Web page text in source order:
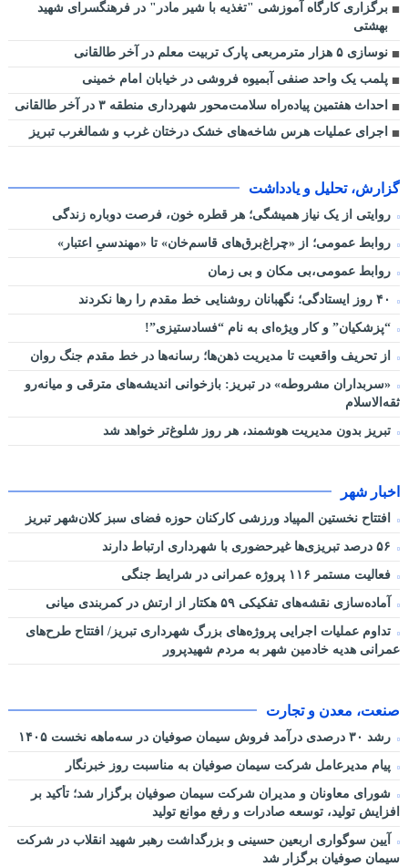
برگزاری کارگاه آموزشی "تغذیه با شیر مادر" در فرهنگسرای شهید
بهشتی
نوسازی ۵ هزار مترمربعی پارک تربیت معلم در آخر طالقانی
پلمب یک واحد صنفی آبمیوه فروشی در خیابان امام خمینی
احداث هفتمین پیاده‌راه سلامت‌محور شهرداری منطقه ۳ در آخر طالقانی
اجرای عملیات هرس شاخه‌های خشک درختان غرب و شمالغرب تبریز
گزارش، تحلیل و یادداشت
روایتی از یک نیاز همیشگی؛ هر قطره خون، فرصت دوباره زندگی
روابط عمومی؛ از «چراغ‌برق‌های قاسم‌خان» تا «مهندسیِ اعتبار»
روابط عمومی،بی مکان و بی زمان
“پزشکیان” و کار ویژه‌ای به نام “فسادستیزی”!
از تحریف واقعیت تا مدیریت ذهن‌ها؛ رسانه‌ها در خط مقدم جنگ روان
«سربداران مشروطه» در تبریز: بازخوانی اندیشه‌های مترقی و میانه‌رو
ثقه‌الاسلام
تبریز بدون مدیریت هوشمند، هر روز شلوغ‌تر خواهد شد
اخبار شهر
افتتاح نخستین المپیاد ورزشی کارکنان حوزه فضای سبز کلان‌شهر تبریز
فعالیت مستمر ۱۱۶ پروژه عمرانی در شرایط جنگی
آماده‌سازی نقشه‌های تفکیکی ۵۹ هکتار از ارتش در کمربندی میانی
تداوم عملیات اجرایی پروژه‌های بزرگ شهرداری تبریز/ افتتاح طرح‌های
عمرانی هدیه خادمین شهر به مردم شهیدپرور
صنعت، معدن و تجارت
رشد ۳۰ درصدی درآمد فروش سیمان صوفیان در سه‌ماهه نخست ۱۴۰۵
پیام مدیرعامل شرکت سیمان صوفیان به مناسبت روز خبرنگار
شورای معاونان و مدیران شرکت سیمان صوفیان برگزار شد؛ تأکید بر
افزایش تولید، توسعه صادرات و رفع موانع تولید
آیین سوگواری اربعین حسینی و بزرگداشت رهبر شهید انقلاب در شرکت
سیمان صوفیان برگزار شد